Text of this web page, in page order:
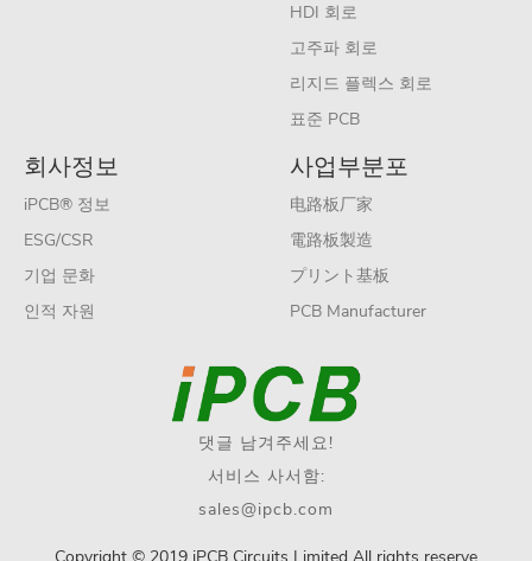
HDI 회로
고주파 회로
리지드 플렉스 회로
표준 PCB
회사정보
iPCB® 정보
ESG/CSR
기업 문화
인적 자원
사업부분포
电路板厂家
電路板製造
プリント基板
PCB Manufacturer
댓글 남겨주세요!
서비스 사서함:
sales@ipcb.com